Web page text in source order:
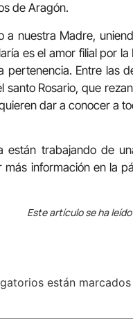
de Aragón.
a nuestra Madre,
es el amor filial por
pertenencia. Entre las
Rosario, que
dar a conocer a
están trabajando de
información en la
Este artículo se ha
están